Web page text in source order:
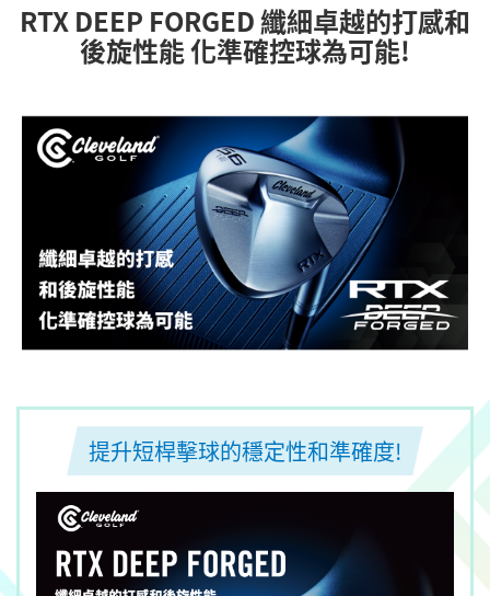
RTX DEEP FORGED 纖細卓越的打感和
後旋性能 化準確控球為可能!
提升短桿擊球的穩定性和準確度!